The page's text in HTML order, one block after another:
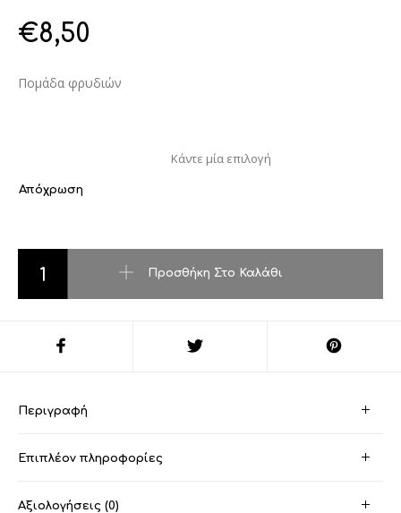
€8,50
Πομάδα φρυδιών
Απόχρωση
Προσθήκη Στο Καλάθι
Περιγραφή
Επιπλέον πληροφορίες
Αξιολογήσεις (0)